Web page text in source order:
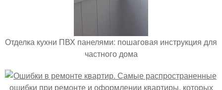
Отделка кухни ПВХ панелями: пошаговая инструкция для
частного дома